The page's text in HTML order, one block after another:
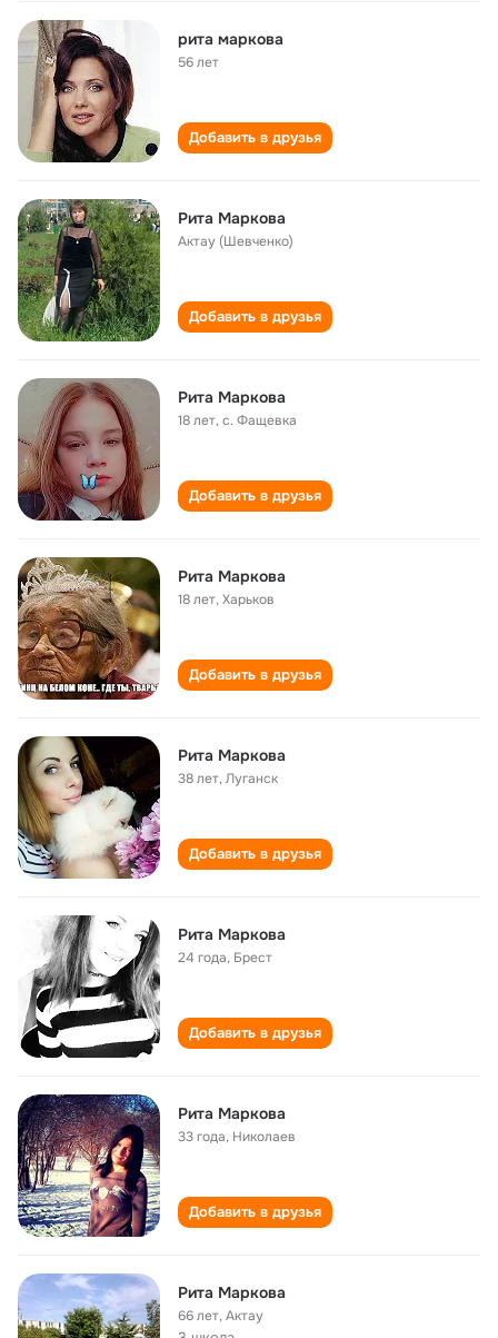
рита маркова
56 лет
Добавить в друзья
Рита Маркова
Актау (Шевченко)
Добавить в друзья
Рита Маркова
18 лет,с. Фащевка
Добавить в друзья
Рита Маркова
18 лет,Харьков
Добавить в друзья
Рита Маркова
38 лет,Луганск
Добавить в друзья
Рита Маркова
24 года, Брест
Добавить в друзья
Рита Маркова
33 года, Николаев
Добавить в друзья
Рита Маркова
66 лет,Актау